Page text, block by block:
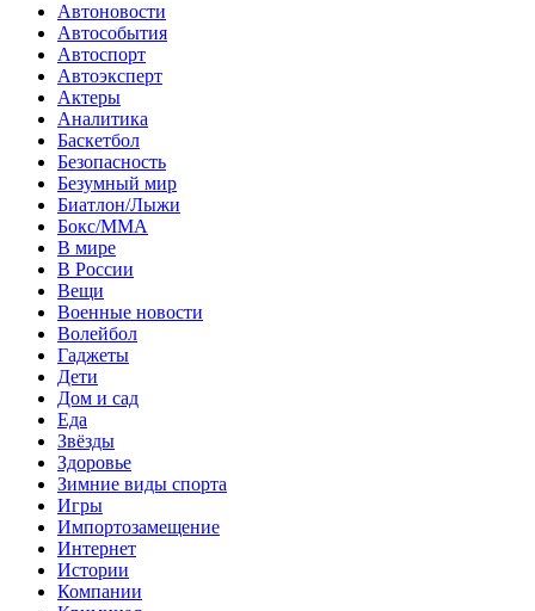
Автоновости
Автособытия
Автоспорт
Автоэксперт
Актеры
Аналитика
Баскетбол
Безопасность
Безумный мир
Биатлон/Лыжи
Бокс/MMA
В мире
В России
Вещи
Военные новости
Волейбол
Гаджеты
Дети
Дом и сад
Еда
Звёзды
Здоровье
Зимние виды спорта
Игры
Импортозамещение
Интернет
Истории
Компании